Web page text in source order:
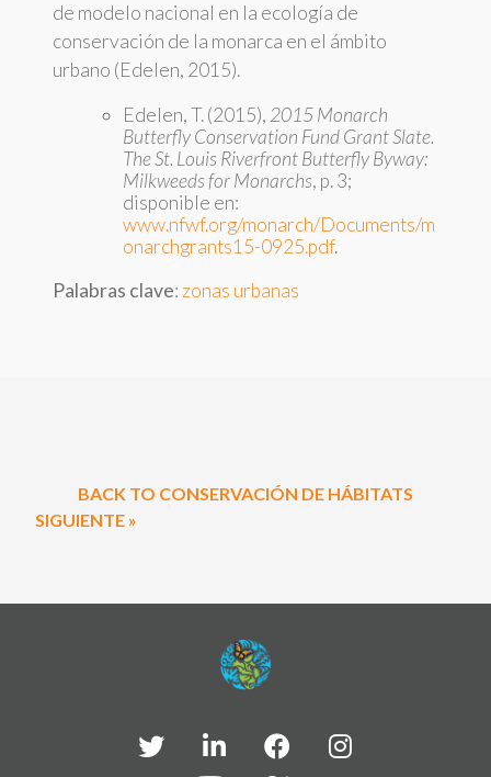
de modelo nacional en la ecología de
conservación de la monarca en el ámbito
urbano (Edelen, 2015).
Edelen, T. (2015), 2015 Monarch
Butterfly Conservation Fund Grant Slate.
The St. Louis Riverfront Butterfly Byway:
Milkweeds for Monarchs, p. 3;
disponible en:
www.nfwf.org/monarch/Documents/m
onarchgrants15-0925.pdf.
Palabras clave:zonas urbanas
BACK TO CONSERVACIÓN DE HÁBITATS
SIGUIENTE »